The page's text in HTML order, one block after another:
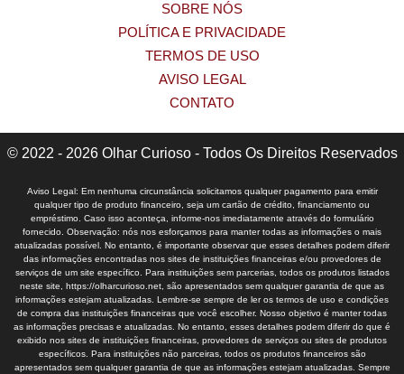
SOBRE NÓS
POLÍTICA E PRIVACIDADE
TERMOS DE USO
AVISO LEGAL
CONTATO
© 2022 - 2026 Olhar Curioso - Todos Os Direitos Reservados
Aviso Legal: Em nenhuma circunstância solicitamos qualquer pagamento para emitir
qualquer tipo de produto financeiro, seja um cartão de crédito, financiamento ou
empréstimo. Caso isso aconteça, informe-nos imediatamente através do formulário
fornecido. Observação: nós nos esforçamos para manter todas as informações o mais
atualizadas possível. No entanto, é importante observar que esses detalhes podem diferir
das informações encontradas nos sites de instituições financeiras e/ou provedores de
serviços de um site específico. Para instituições sem parcerias, todos os produtos listados
neste site, https://olharcurioso.net, são apresentados sem qualquer garantia de que as
informações estejam atualizadas. Lembre-se sempre de ler os termos de uso e condições
de compra das instituições financeiras que você escolher. Nosso objetivo é manter todas
as informações precisas e atualizadas. No entanto, esses detalhes podem diferir do que é
exibido nos sites de instituições financeiras, provedores de serviços ou sites de produtos
específicos. Para instituições não parceiras, todos os produtos financeiros são
apresentados sem qualquer garantia de que as informações estejam atualizadas. Sempre